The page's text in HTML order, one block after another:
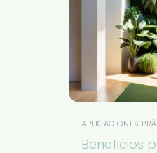
APLICACIONES
Beneficios